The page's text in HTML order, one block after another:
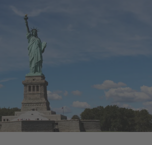
November 2021
nun aufgehoben werden, vollständig
negativGetestete
also wieder ihren Urlaub in den USA
Tagesaktuelle Infos gibt’s beim
Auswärtigen Amt
in den USA: Insbesondere wer mit dem
bei Motorradreisen in den USA oder mit
beim Urlaub in Amerikas Norden
will, sollte rechtzeitig einen